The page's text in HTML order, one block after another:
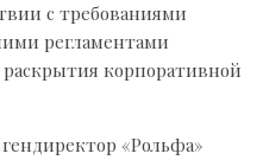
с требованиями
регламентами
корпоративной
«Рольфа»